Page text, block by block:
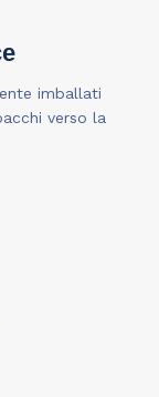
imballati
verso la